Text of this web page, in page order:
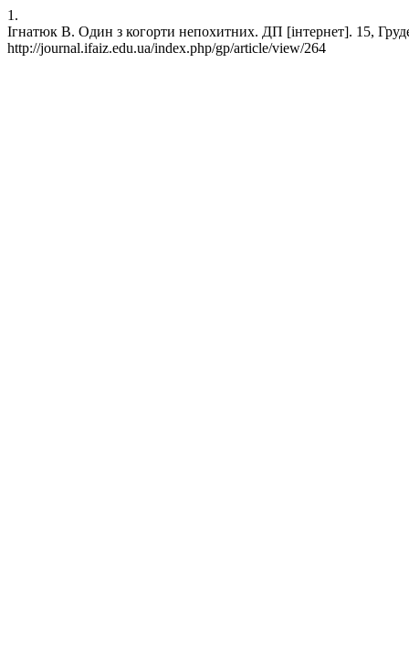
1.
Ігнатюк В. Один з когорти непохитних. ДП [інтернет]. 15,
http://journal.ifaiz.edu.ua/index.php/gp/article/view/264